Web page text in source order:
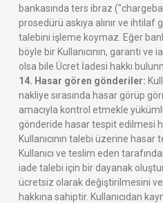
bankasında ters ibraz
prosedürü askıya alınır ve ihtilaf
talebini işleme koymaz. Eğer
böyle bir Kullanıcının, garanti ve
olsa bile Ücret İadesi hakkı
14. Hasar gören gönderiler:
nakliye sırasında hasar görüp
amacıyla kontrol etmekle
gönderide hasar tespit edilmesi
Kullanıcının talebi üzerine hasar
Kullanıcı ve teslim eden
iade talebi için bir dayanak
ücretsiz olarak değiştirilmesini
hakkına sahiptir. Kullanıcıdan